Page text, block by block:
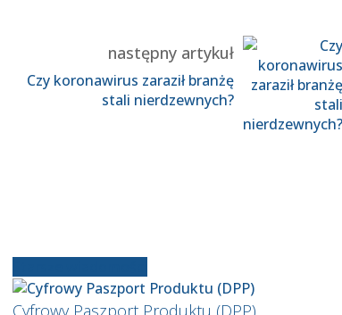
następny artykuł
Czy koronawirus zaraził branżę
stali nierdzewnych?
Cyfrowy Paszport Produktu (DPP)